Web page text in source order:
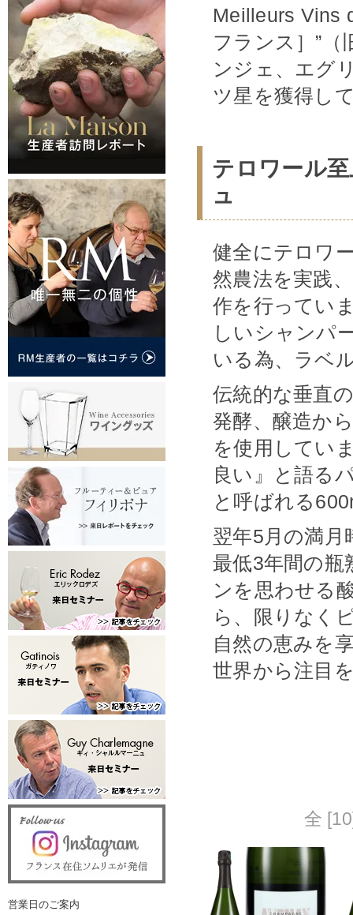
Meilleurs Vins
フランス］”
ンジェ、エグ
ツ星を獲得し
テロワール
ュ
健全にテロワ
然農法を実践
作を行ってい
しいシャンパ
いる為、ラベ
伝統的な垂直
発酵、醸造か
を使用してい
良い』と語る
と呼ばれる
翌年5月の満
最低3年間の
ンを思わせる
ら、限りなく
自然の恵みを
世界から注目
全
営業日のご案内